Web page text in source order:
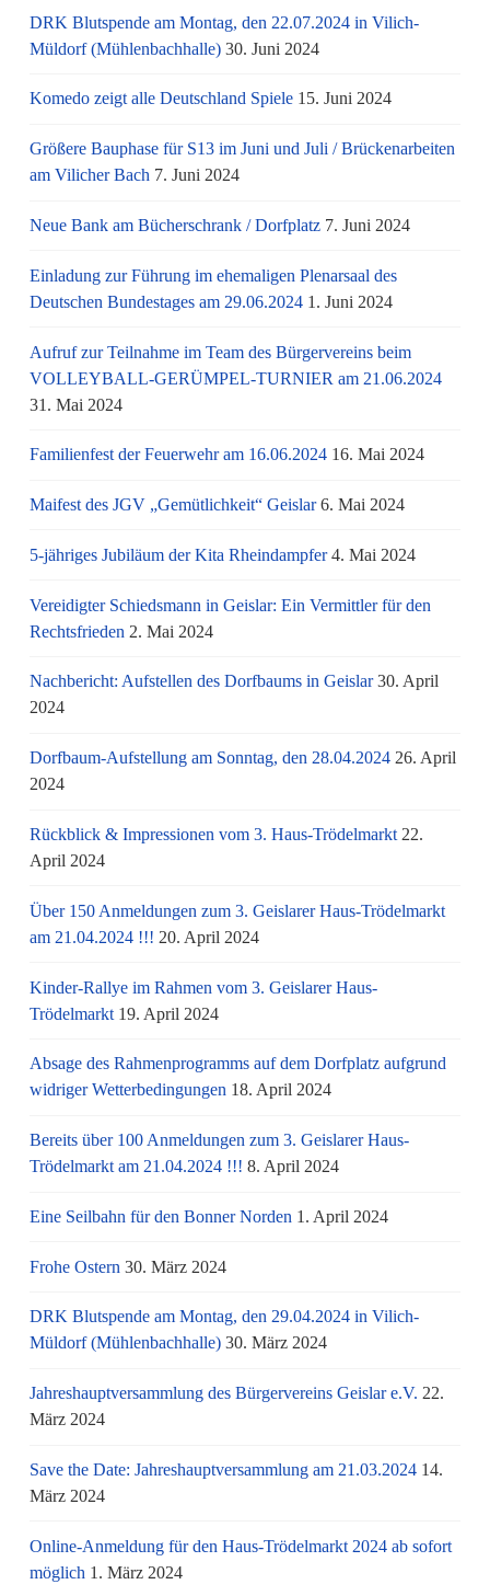
DRK Blutspende am Montag, den 22.07.2024 in Vilich-
Müldorf (Mühlenbachhalle) 30. Juni 2024
Komedo zeigt alle Deutschland Spiele 15. Juni 2024
Größere Bauphase für S13 im Juni und Juli / Brü­cken­ar­bei­ten
am Vi­li­cher Bach 7. Juni 2024
Neue Bank am Bücherschrank / Dorfplatz 7. Juni 2024
Einladung zur Führung im ehemaligen Plenarsaal des
Deutschen Bundestages am 29.06.2024 1. Juni 2024
Aufruf zur Teilnahme im Team des Bürgervereins beim
VOLLEYBALL-GERÜMPEL-TURNIER am 21.06.2024
31. Mai 2024
Familienfest der Feuerwehr am 16.06.2024 16. Mai 2024
Maifest des JGV „Gemütlichkeit“ Geislar 6. Mai 2024
5-jähriges Jubiläum der Kita Rheindampfer 4. Mai 2024
Vereidigter Schiedsmann in Geislar: Ein Vermittler für den
Rechtsfrieden 2. Mai 2024
Nachbericht: Aufstellen des Dorfbaums in Geislar 30. April
2024
Dorfbaum-Aufstellung am Sonntag, den 28.04.2024 26. April
2024
Rückblick & Impressionen vom 3. Haus-Trödelmarkt 22.
April 2024
Über 150 Anmeldungen zum 3. Geislarer Haus-Trödelmarkt
am 21.04.2024 !!! 20. April 2024
Kinder-Rallye im Rahmen vom 3. Geislarer Haus-
Trödelmarkt 19. April 2024
Absage des Rahmenprogramms auf dem Dorfplatz aufgrund
widriger Wetterbedingungen 18. April 2024
Bereits über 100 Anmeldungen zum 3. Geislarer Haus-
Trödelmarkt am 21.04.2024 !!! 8. April 2024
Eine Seilbahn für den Bonner Norden 1. April 2024
Frohe Ostern 30. März 2024
DRK Blutspende am Montag, den 29.04.2024 in Vilich-
Müldorf (Mühlenbachhalle) 30. März 2024
Jahreshauptversammlung des Bürgervereins Geislar e.V. 22.
März 2024
Save the Date: Jahreshauptversammlung am 21.03.2024 14.
März 2024
Online-Anmeldung für den Haus-Trödelmarkt 2024 ab sofort
möglich 1. März 2024